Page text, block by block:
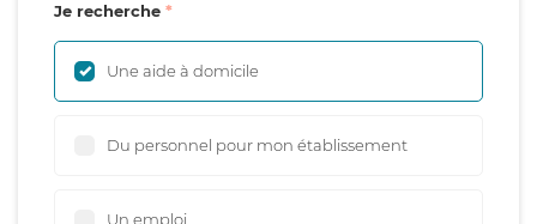
Je recherche
Une aide à domicile
Du personnel pour mon établissement
Un emploi